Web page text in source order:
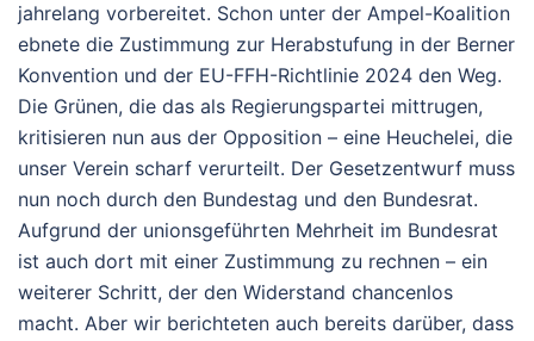
jahrelang vorbereitet. Schon unter der Ampel-Koalition
ebnete die Zustimmung zur Herabstufung in der Berner
Konvention und der EU-FFH-Richtlinie 2024 den Weg.
Die Grünen, die das als Regierungspartei mittrugen,
kritisieren nun aus der Opposition – eine Heuchelei, die
unser Verein scharf verurteilt. Der Gesetzentwurf muss
nun noch durch den Bundestag und den Bundesrat.
Aufgrund der unionsgeführten Mehrheit im Bundesrat
ist auch dort mit einer Zustimmung zu rechnen – ein
weiterer Schritt, der den Widerstand chancenlos
macht. Aber wir berichteten auch bereits darüber, dass